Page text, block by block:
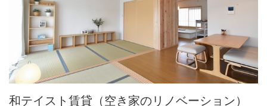
和テイスト賃貸（空き家のリノベーション）